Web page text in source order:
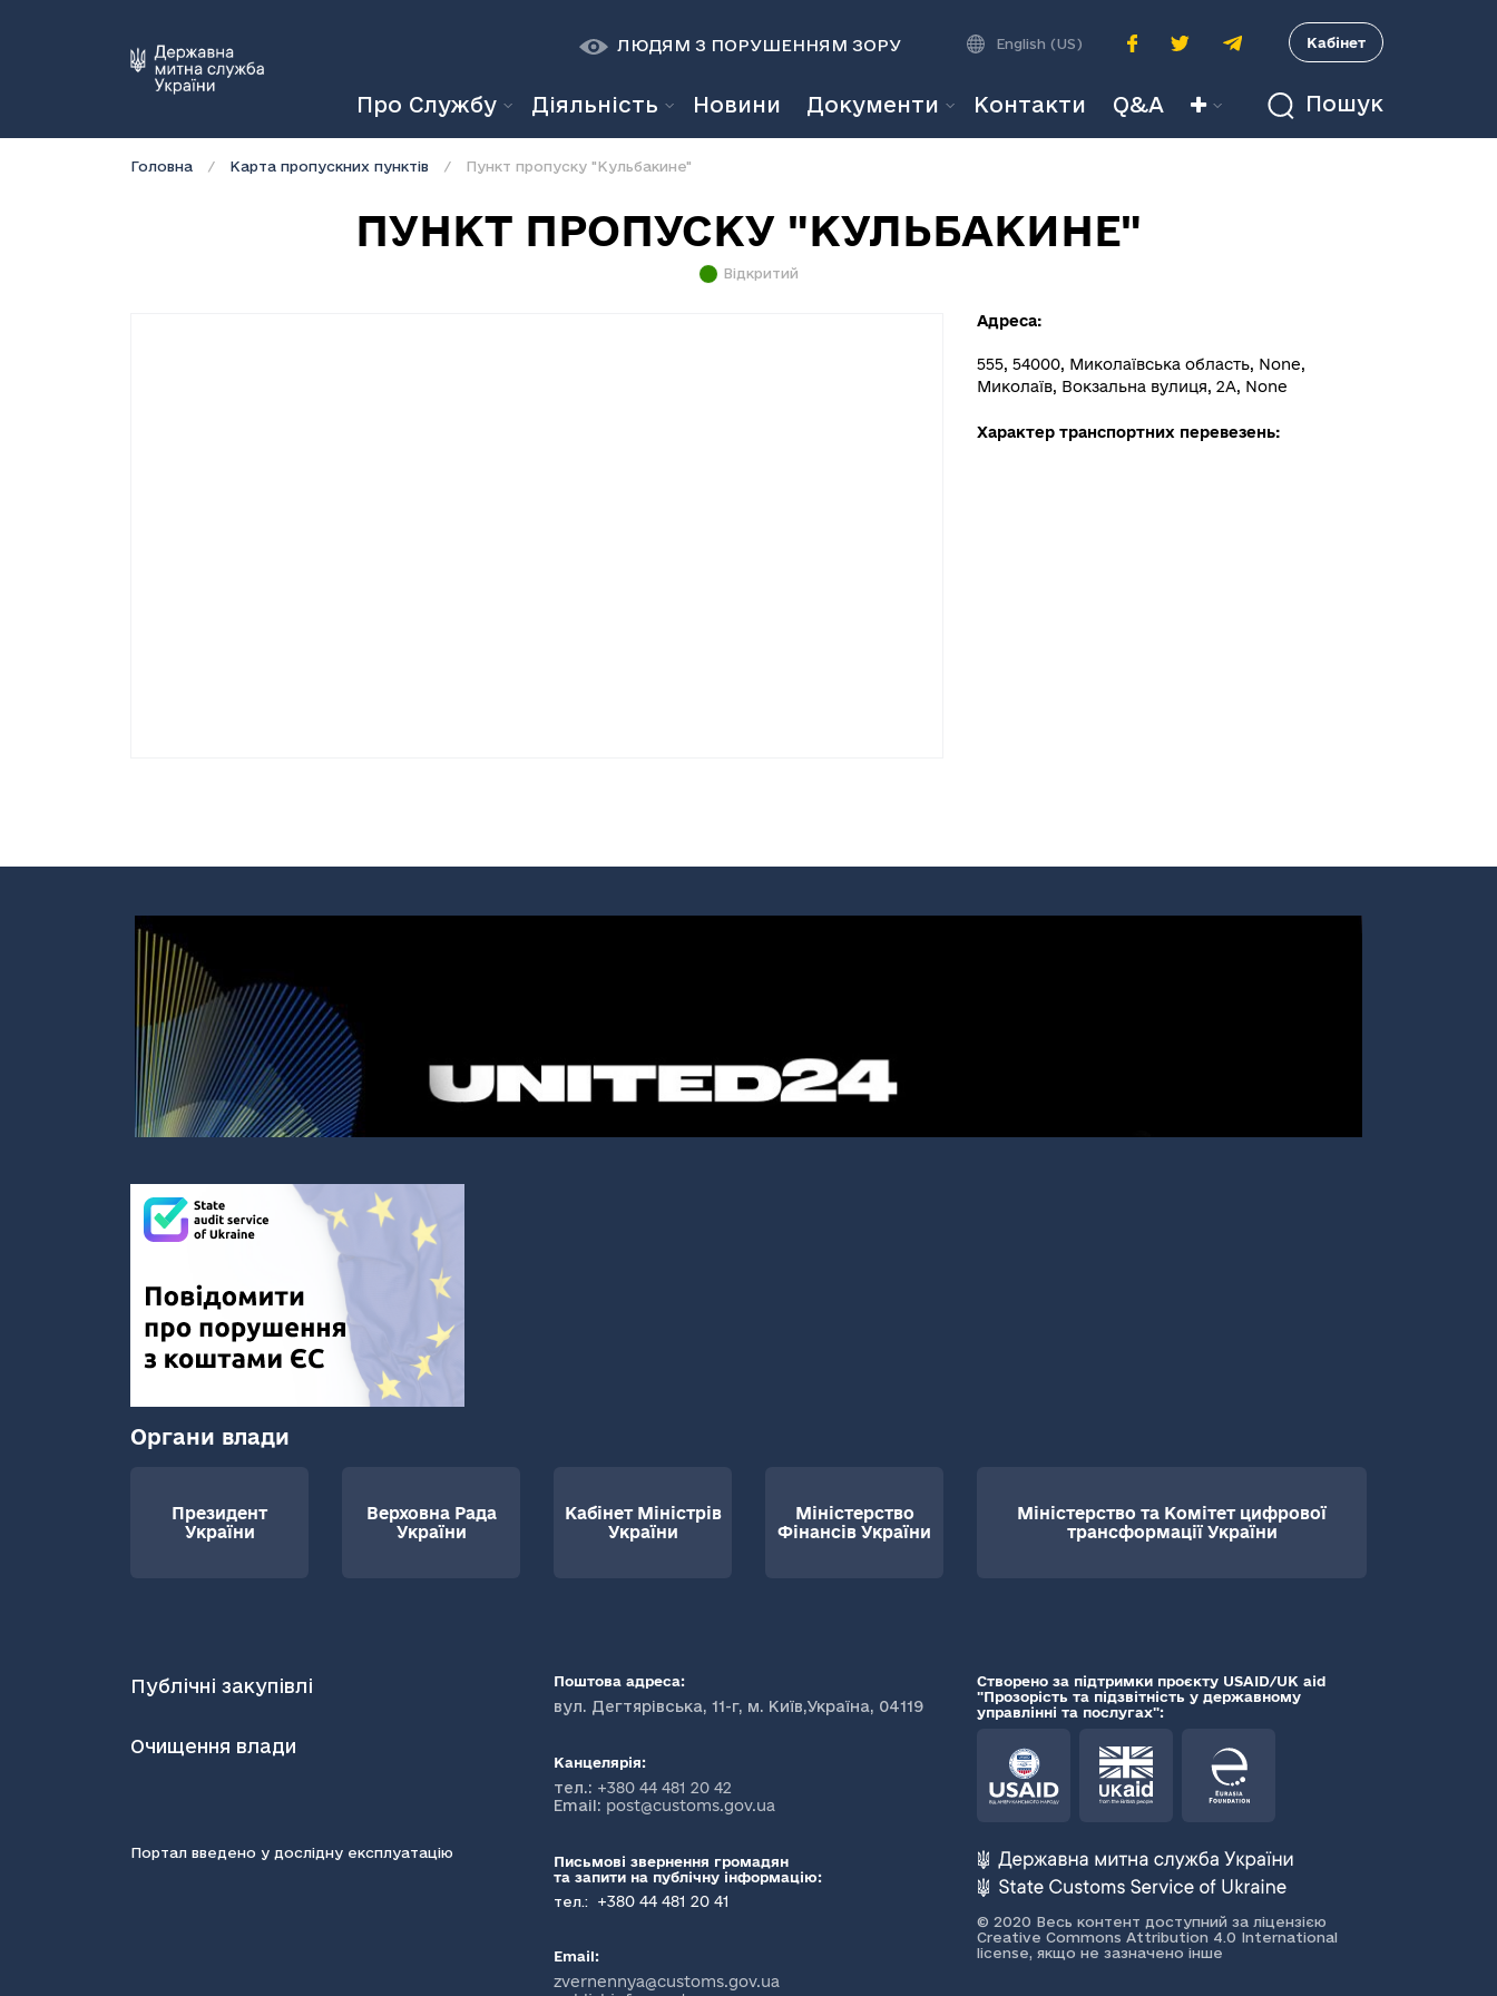
ЛЮДЯМ З ПОРУШЕННЯМ ЗОРУ
К К A A A
English (US) Кабінет
Про Службу Діяльність Новини Документи Контакти Q&A Пошук
Головна Карта пропускних пунктів Пункт пропуску "Кульбакине"
ПУНКТ ПРОПУСКУ "КУЛЬБАКИНЕ"
Відкритий
Адреса:
555, 54000, Миколаївська область, None,
Миколаїв, Вокзальна вулиця, 2А, None
Характер транспортних перевезень:
Органи влади
Президент
України
Верховна Рада
України
Кабінет Міністрів
України
Міністерство
Фінансів України
Міністерство та Комітет цифрової
трансформації України
Публічні закупівлі
Очищення влади
Портал введено у дослідну експлуатацію
Поштова адреса:
вул. Дегтярівська, 11-г, м. Київ,Україна, 04119
Канцелярія:
тел.: +380 44 481 20 42
Email: post@customs.gov.ua
Письмові звернення громадян
та запити на публічну інформацію:
тел.:
+380 44 481 20 41
Email:
zvernennya@customs.gov.ua
Створено за підтримки проєкту USAID/UK aid
"Прозорість та підзвітність у державному
управлінні та послугах":
© 2020 Весь контент доступний за ліцензією
Creative Commons Attribution 4.0 International
license, якщо не зазначено інше